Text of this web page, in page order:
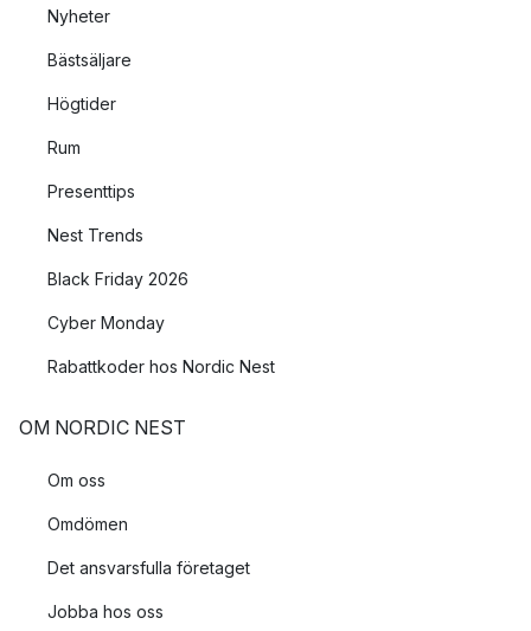
Nyheter
Bästsäljare
Högtider
Rum
Presenttips
Nest Trends
Black Friday 2026
Cyber Monday
Rabattkoder hos Nordic Nest
OM NORDIC NEST
Om oss
Omdömen
Det ansvarsfulla företaget
Jobba hos oss